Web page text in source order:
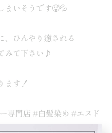
まいそうです🥵💦
、ひんやり癒される
みて下さい♪
ます！
専門店 #白髪染め #エヌド
ーママ #働く女性 #世田谷